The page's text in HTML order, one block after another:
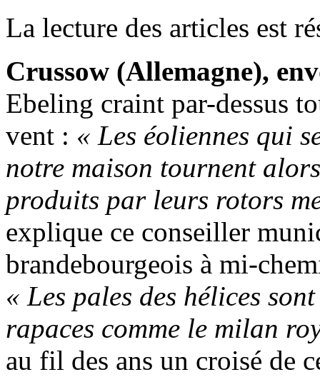
La lecture des articles est
Crussow (Allemagne),
Ebeling craint par-dessus
vent : « Les éoliennes qui
notre maison tournent
produits par leurs rotors
explique ce conseiller
brandebourgeois à mi-
« Les pales des hélices
rapaces comme le milan
au fil des ans un croisé de